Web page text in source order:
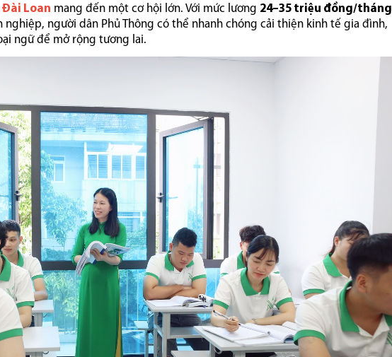
Loan mang đến một cơ hội lớn. Với mức lương 24–35 triệu đồng/tháng
người dân Phủ Thông có thể nhanh chóng cải thiện kinh tế gia đình,
ngữ để mở rộng tương lai.